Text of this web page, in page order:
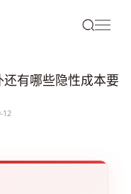
有哪些隐性成本要
12